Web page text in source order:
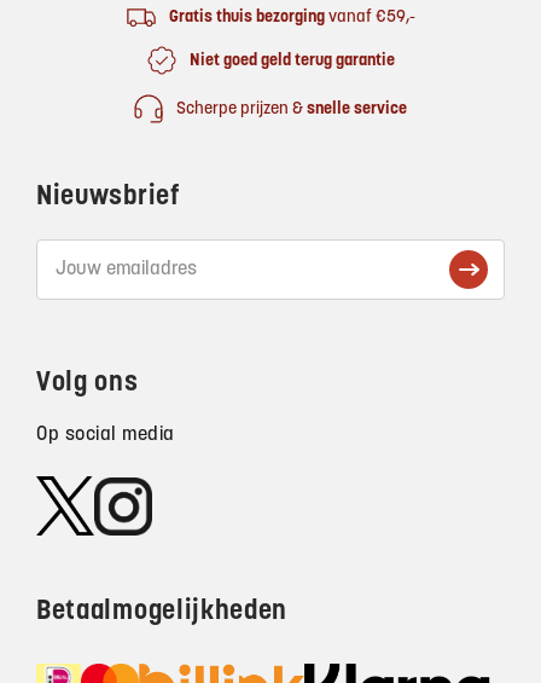
Gratis thuis bezorgingvanaf €59,-
Niet goed geld terug garantie
Scherpe prijzen & snelle service
Nieuwsbrief
Volg ons
Op social media
Betaalmogelijkheden